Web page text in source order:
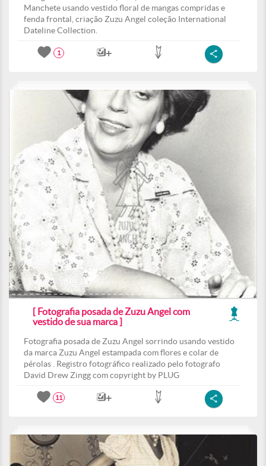
Manchete usando vestido floral de mangas compridas e
fenda frontal, criação Zuzu Angel coleção International
Dateline Collection.
1
[ Fotografia posada de Zuzu Angel com
vestido de sua marca ]
Fotografia posada de Zuzu Angel sorrindo usando vestido
da marca Zuzu Angel estampada com flores e colar de
pérolas . Registro fotográfico realizado pelo fotografo
David Drew Zingg com copyright by PLUG
11